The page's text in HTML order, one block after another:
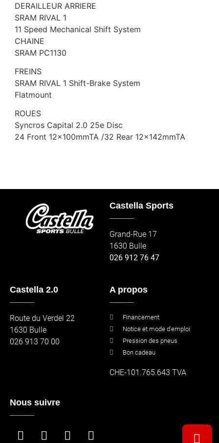
DERAILLEUR ARRIERE
SRAM RIVAL 1
11 Speed Mechanical Shift System
CHAINE
SRAM PC1130
FREINS
SRAM RIVAL 1 Shift-Brake System
Flatmount
ROUES
Syncros Capital 2.0 25e Disc
24 Front 12x100mmTA /32 Rear 12x142mmTA
Castella Sports
Grand-Rue 17
1630 Bulle
026 912 76 47
Castella 2.0
Route du Verdel 22
1630 Bulle
026 913 70 00
A propos
Financement
Notice et mode d'emploi
Pression des pneus
Bon cadeau
CHE-101.765.643 TVA
Nous suivre